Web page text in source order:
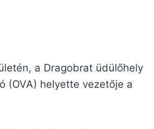
a Dragobrat üdülőhely
(OVA) helyette vezetője a